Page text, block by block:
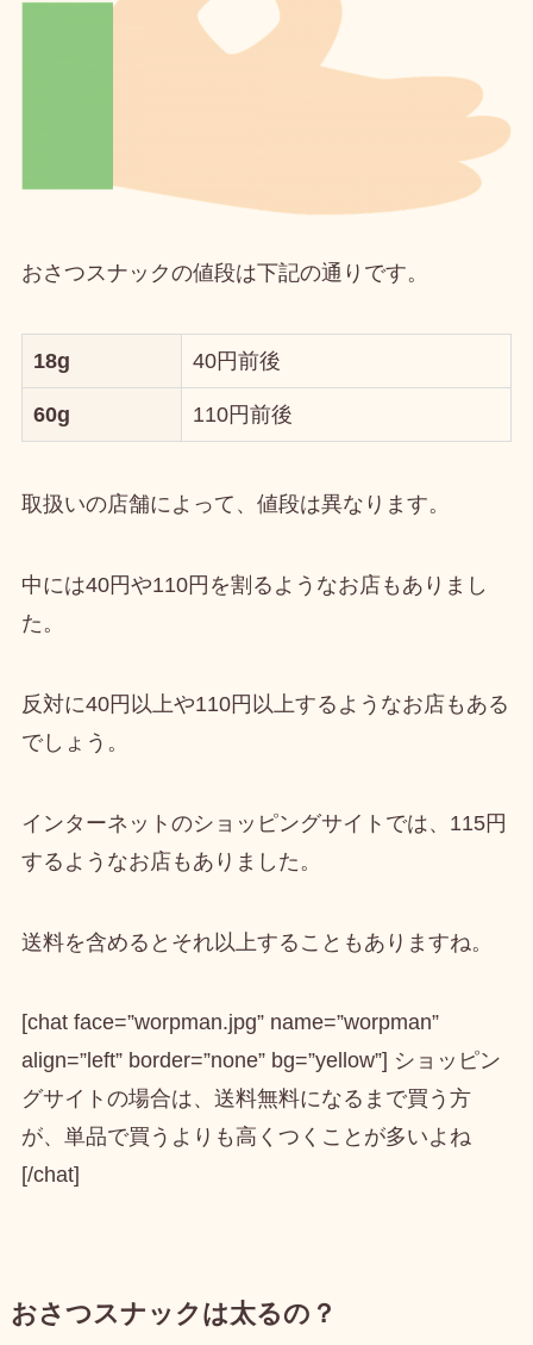
おさつスナックの値段は下記の通りです。
18g 40円前後
60g 110円前後
取扱いの店舗によって、 値段は異なり ます。
中には40円や110円を割るようなお店もありまし
た。
反対に40円以上や110円以上するようなお店もある
でしょう。
インターネットのショッピングサイトでは、115円
するようなお店もありました。
送料を含めるとそれ以上することもありますね。
[chat face=”worpman.jpg” name=”worpman”
align=”left” border=”none” bg=”yellow”] ショッピン
グサイトの場合は、送料無料になるまで買う方
が、単品で買うよりも高くつくことが多いよね
[/chat]
おさつスナックは太るの？